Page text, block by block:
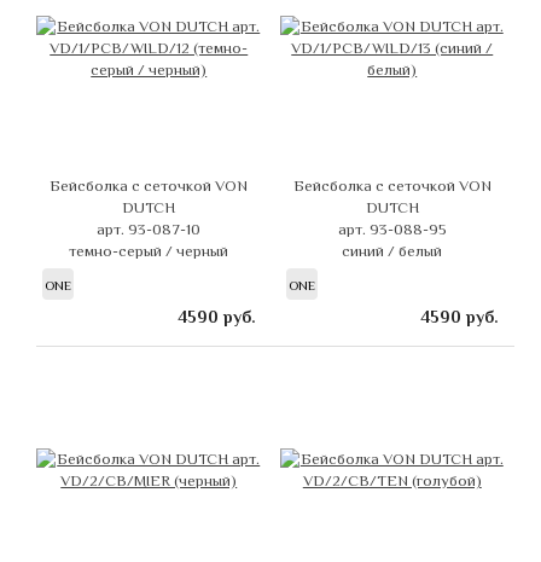
Бейсболка с сеточкой VON
DUTCH
арт. 93-087-10
темно-серый / черный
ONE
4590 руб.
Бейсболка с сеточкой VON
DUTCH
арт. 93-088-95
синий / белый
ONE
4590 руб.